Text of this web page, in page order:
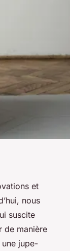
plus
une
et
nous
suscite
de manière
une jupe-